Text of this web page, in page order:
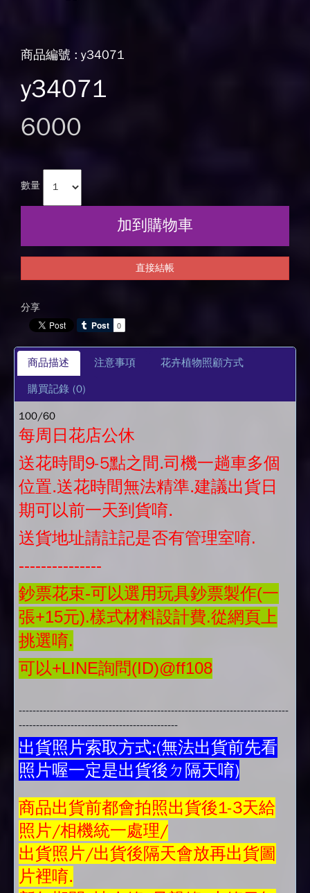
商品編號 : y34071
y34071
6000
數量
加到購物車
直接結帳
分享
商品描述 注意事項
花卉植物照顧方式
購買記錄(0)
100/60
每周日花店公休
送花時間9-5點之間.司機一趟車多個
位置.送花時間無法精準.建議出貨日
期可以前一天到貨唷.
送貨地址請註記是否有管理室唷.
---------------
鈔票花束-可以選用玩具鈔票製作(一
張+15元).樣式材料設計費.從網頁上
挑選唷.
可以+LINE詢問(ID)@ff108
------------------------------------------------------------------------------
----------------------------------------------
出貨照片索取方式:(無法出貨前先看
照片喔一定是出貨後ㄉ隔天唷)
商品出貨前都會拍照出貨後1-3天給
照片/相機統一處理/
出貨照片/出貨後隔天會放再出貨圖
片裡唷.